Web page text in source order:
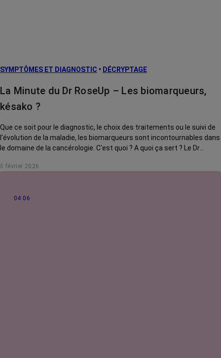
SYMPTÔMES ET DIAGNOSTIC • DÉCRYPTAGE
La Minute du Dr RoseUp – Les biomarqueurs,
késako ?
Que ce soit pour le diagnostic, le choix des traitements ou le suivi de
l'évolution de la maladie, les biomarqueurs sont incontournables dans
le domaine de la cancérologie. C'est quoi ? A quoi ça sert ? Le Dr
5 février 2026
04:06